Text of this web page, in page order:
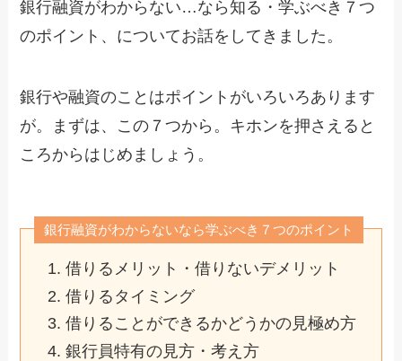
銀行融資がわからない…なら知る・学ぶべき７つ
のポイント、についてお話をしてきました。
銀行や融資のことはポイントがいろいろあります
が。まずは、この７つから。キホンを押さえると
ころからはじめましょう。
銀行融資がわからないなら学ぶべき７つのポイント
借りるメリット・借りないデメリット
借りるタイミング
借りることができるかどうかの見極め方
銀行員特有の見方・考え方